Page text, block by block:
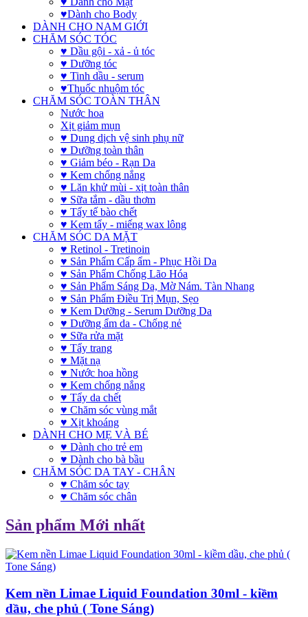
♥Dành cho Body
DÀNH CHO NAM GIỚI
CHĂM SÓC TÓC
♥ Dầu gội - xả - ủ tóc
♥ Dưỡng tóc
♥ Tinh dầu - serum
♥Thuốc nhuộm tóc
CHĂM SÓC TOÀN THÂN
Nước hoa
Xịt giảm mụn
♥ Dung dịch vệ sinh phụ nữ
♥ Dưỡng toàn thân
♥ Giảm béo - Rạn Da
♥ Kem chống nắng
♥ Lăn khử mùi - xịt toàn thân
♥ Sữa tắm - dầu thơm
♥ Tẩy tế bào chết
♥ Kem tẩy - miếng wax lông
CHĂM SÓC DA MẶT
♥ Retinol - Tretinoin
♥ Sản Phẩm Cấp ẩm - Phục Hồi Da
♥ Sản Phẩm Chống Lão Hóa
♥ Sản Phẩm Sáng Da, Mờ Nám. Tàn Nhang
♥ Sản Phẩm Điều Trị Mụn, Sẹo
♥ Kem Dưỡng - Serum Dưỡng Da
♥ Dưỡng ẩm da - Chống nẻ
♥ Sữa rửa mặt
♥ Tẩy trang
♥ Mặt nạ
♥ Nước hoa hồng
♥ Kem chống nắng
♥ Tẩy da chết
♥ Chăm sóc vùng mắt
♥ Xịt khoáng
DÀNH CHO MẸ VÀ BÉ
♥ Dành cho trẻ em
♥ Dành cho bà bầu
CHĂM SÓC DA TAY - CHÂN
♥ Chăm sóc tay
♥ Chăm sóc chân
Sản phẩm Mới nhất
Kem nền Limae Liquid Foundation 30ml - kiềm
dầu, che phủ ( Tone Sáng)